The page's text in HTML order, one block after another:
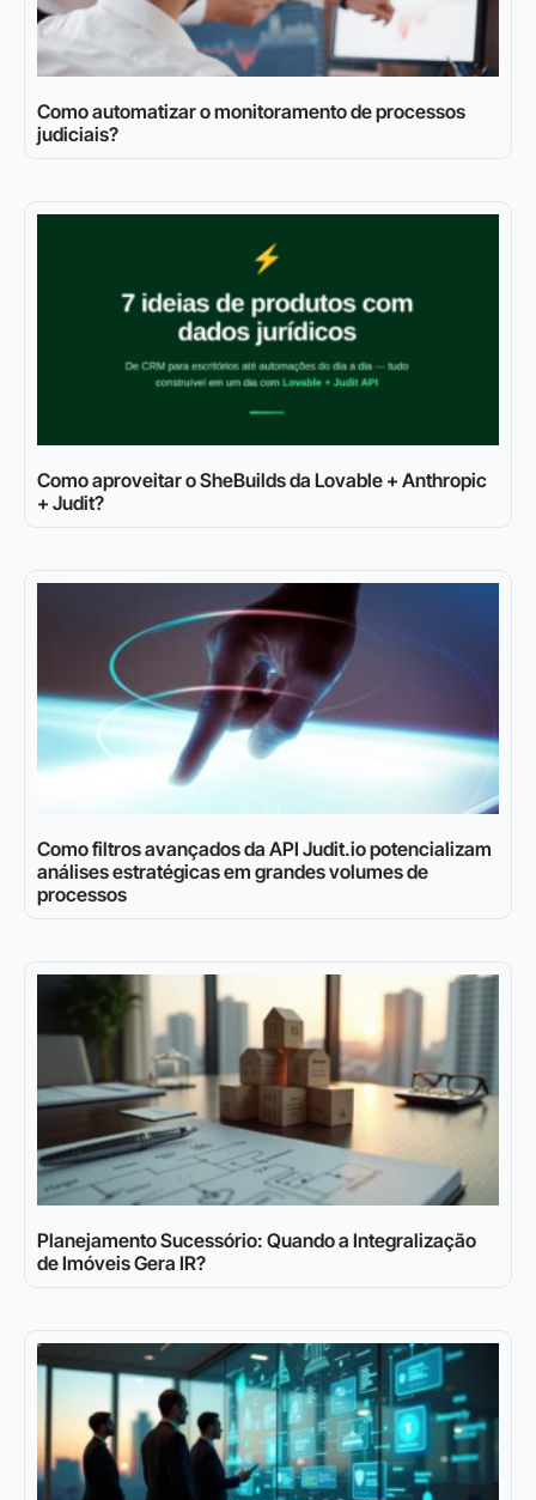
Como automatizar o monitoramento de processos
judiciais?
Como aproveitar o SheBuilds da Lovable + Anthropic
+ Judit?
Como filtros avançados da API Judit.io potencializam
análises estratégicas em grandes volumes de
processos
Planejamento Sucessório: Quando a Integralização
de Imóveis Gera IR?